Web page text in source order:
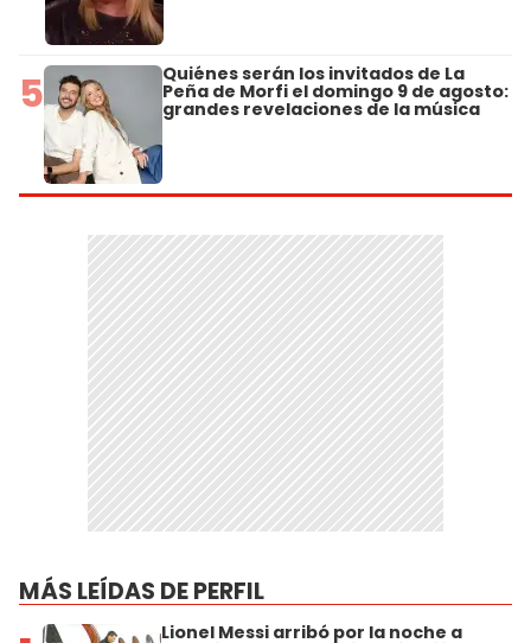
5 Quiénes serán los invitados de La
Peña de Morfi el domingo 9 de agosto:
grandes revelaciones de la música
MÁS LEÍDAS DE PERFIL
Lionel Messi arribó por la noche a